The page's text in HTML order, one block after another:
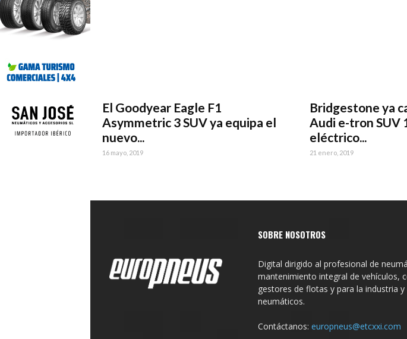
El Goodyear Eagle F1
Asymmetric 3 SUV ya equipa el
nuevo...
16 mayo, 2019
Bridgestone ya
Audi e-tron SUV
eléctrico...
21 enero, 2019
SOBRE NOSOTROS
Digital dirigido al profesional de
mantenimiento integral de vehículos,
gestores de flotas y para la industria
neumáticos.
Contáctanos: europneus@etcxxi.com